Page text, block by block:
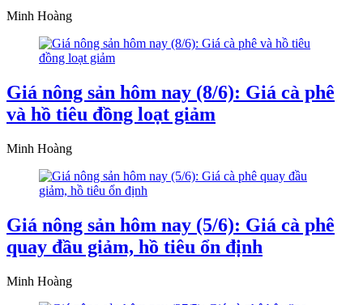
Minh Hoàng
Giá nông sản hôm nay (8/6): Giá cà phê
và hồ tiêu đồng loạt giảm
Minh Hoàng
Giá nông sản hôm nay (5/6): Giá cà phê
quay đầu giảm, hồ tiêu ổn định
Minh Hoàng